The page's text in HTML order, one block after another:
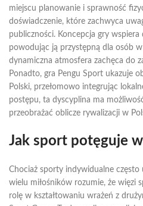
miejscu planowanie i sprawność
doświadczenie, które zachwyca
publiczności. Koncepcja gry
powodując ją przystępną dla osób
dynamiczna atmosfera zachęca do
Ponadto, gra Pengu Sport ukazuje
Polski, przełomowo integrując
postępu, ta dyscyplina ma
przeobrażać oblicze rywalizacji w
Jak sport potęguje
Chociaż sporty indywidualne
wielu miłośników rozumie, że więzi
rolę w kształtowaniu wrażeń z